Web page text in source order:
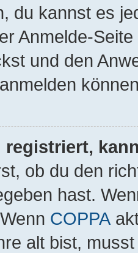
du kannst es
Anmelde-
und den
registriert,
ob du den
hast.
COPPA
alt bist,